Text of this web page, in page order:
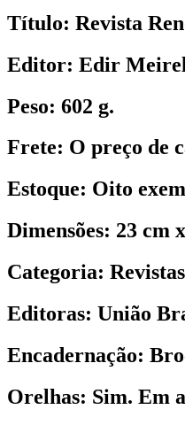
Título: Revista
Editor: Edir
Peso: 602 g.
Frete: O preço de
Estoque: Oito
Dimensões: 23 cm
Categoria: Revistas
Editoras: União
Encadernação:
Orelhas: Sim. Em